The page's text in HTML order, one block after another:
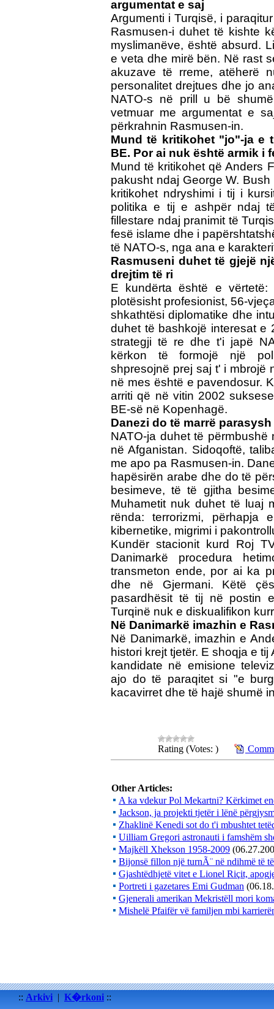
argumentat e saj
Argumenti i Turqisë, i
Rasmusen-i duhet të kishte
myslimanëve, është absurd.
e veta dhe mirë bën. Në rast
akuzave të rreme, atëherë
personalitet drejtues dhe jo
NATO-s në prill u bë
vetmuar me argumentat e
përkrahnin Rasmusen-in.
Mund të kritikohet "jo"-ja e
BE. Por ai nuk është armik i
Mund të kritikohet që Anders
pakusht ndaj George W.
kritikohet ndryshimi i tij i
politika e tij e ashpër ndaj
fillestare ndaj pranimit të
fesë islame dhe i
të NATO-s, nga ana e
Rasmuseni duhet të gjejë
drejtim të ri
E kundërta është e vërtetë:
plotësisht profesionist, 56-
shkathtësi diplomatike dhe
duhet të bashkojë interesat e
strategji të re dhe t'i japë
kërkon të formojë një
shpresojnë prej saj t' i mbrojë
në mes është e pavendosur.
arriti që në vitin 2002
BE-së në Kopenhagë.
Danezi do të marrë
NATO-ja duhet të
në Afganistan. Sidoqoftë,
me apo pa Rasmusen-in.
hapësirën arabe dhe do të
besimeve, të të gjitha
Muhametit nuk duhet të luaj
rënda: terrorizmi, përhapja
kibernetike, migrimi i
Kundër stacionit kurd Roj
Danimarkë procedura
transmeton ende, por ai ka
dhe në Gjermani. Këtë
pasardhësit të tij në postin
Turqinë nuk e diskualifikon
Në Danimarkë imazhin e
Në Danimarkë, imazhin e
histori krejt tjetër. E shoqja e
kandidate në emisione
ajo do të paraqitet si "e
kacavirret dhe të hajë shumë
Rating (Votes: )
Other Articles:
A ka vdekur Pol Mekartni? Kërkimet
Jackson, ja projekti tjetër i lënë
Zhaklinë Kenedi sot do t'i mbushtet
Uilliam Gregori astronauti i famshëm
Majkëll Xhekson 1958-2009
Bijonsë fillon një turnÃ¨ në ndihmë të
Gjashtëdhjetë vitet e Lionel Riçit,
Portreti i gazetares Emi Gudman
Gjenerali amerikan Mekristëll mori
Mishelë Pfaifër vë familjen mbi
:: Arkivi | K�rkoni ::